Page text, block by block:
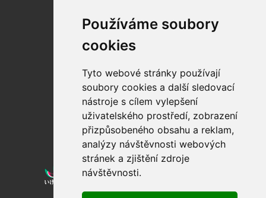
Používáme soubory
cookies
Tyto webové stránky používají
soubory cookies a další sledovací
nástroje s cílem vylepšení
uživatelského prostředí, zobrazení
přizpůsobeného obsahu a reklam,
analýzy návštěvnosti webových
stránek a zjištění zdroje
návštěvnosti.
E-mail: info@realtimetec.cz